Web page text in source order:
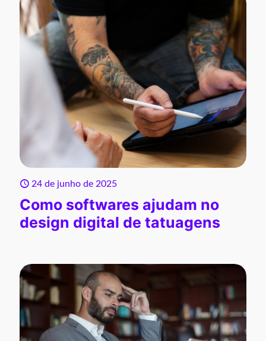
24 de junho de 2025
Como softwares ajudam no
design digital de tatuagens